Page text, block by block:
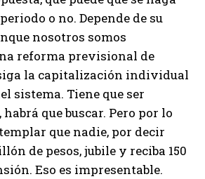
o no. Depende de su
nosotros somos
reforma previsional de
la capitalización individual
sistema. Tiene que ser
que buscar. Pero por lo
que nadie, por decir
de pesos, jubile y reciba 150
Eso es impresentable.